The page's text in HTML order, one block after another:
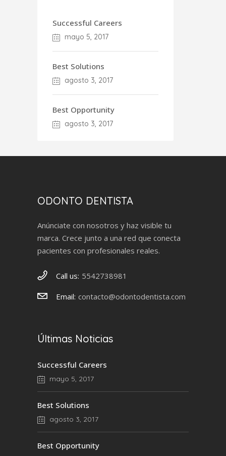
Successful Careers
mayo 5, 2017
Best Solutions
agosto 3, 2017
Best Opportunity
agosto 3, 2017
ODONTO DENTISTA
Anúnciate con nosotros y haz visible tu
marca. Crece junto a una red que conecta
pacientes con profesionales reales.
Call us: 5542738981
Email: contacto@odontodentista.com
Últimas Noticias
Successful Careers
mayo 5, 2017
Best Solutions
agosto 3, 2017
Best Opportunity